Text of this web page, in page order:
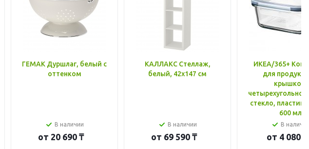
ГЕМАК Дуршлаг, белый с
оттенком
В наличии
от 20 690 ₸
КАЛЛАКС Стеллаж,
белый, 42x147 см
В наличии
от 69 590 ₸
ИКЕА/365+
для
крышкой,
стекло, пластик
600 мл
В
от 4 080 ₸